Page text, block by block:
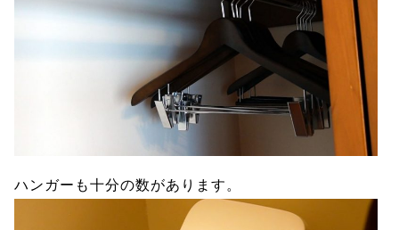
ハンガーも十分の数があります。